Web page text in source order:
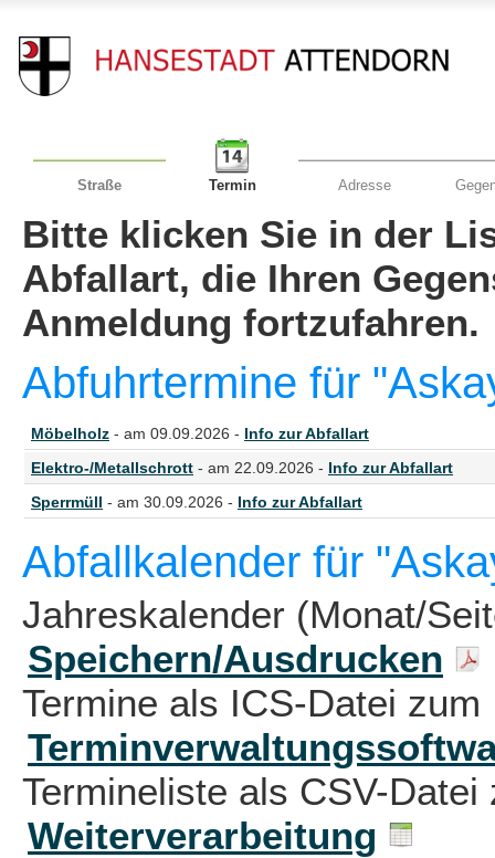
Straße Termin Adresse
Bitte klicken Sie in der
Abfallart, die Ihren
Anmeldung fortzufahren.
Abfuhrtermine für
Möbelholz - am 09.09.2026 - Info zur Abfallart
Elektro-/Metallschrott - am 22.09.2026 - Info zur Abfallart
Sperrmüll - am 30.09.2026 - Info zur Abfallart
Abfallkalender für
Jahreskalender (Monat/
Speichern/Ausdrucken
Termine als ICS-Datei zum
Termineliste als CSV-
Weiterverarbeitung